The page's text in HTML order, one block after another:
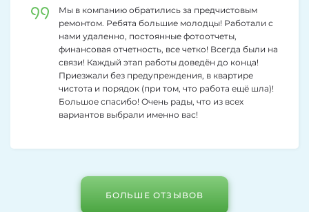
Мы в компанию обратились за предчистовым
ремонтом. Ребята большие молодцы! Работали с
нами удаленно, постоянные фотоотчеты,
финансовая отчетность, все четко! Всегда были на
связи! Каждый этап работы доведён до конца!
Приезжали без предупреждения, в квартире
чистота и порядок (при том, что работа ещё шла)!
Большое спасибо! Очень рады, что из всех
вариантов выбрали именно вас!
БОЛЬШЕ ОТЗЫВОВ